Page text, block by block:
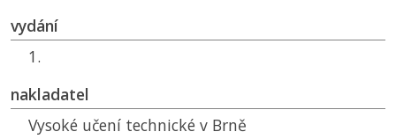
vydání
1.
nakladatel
Vysoké učení technické v Brně